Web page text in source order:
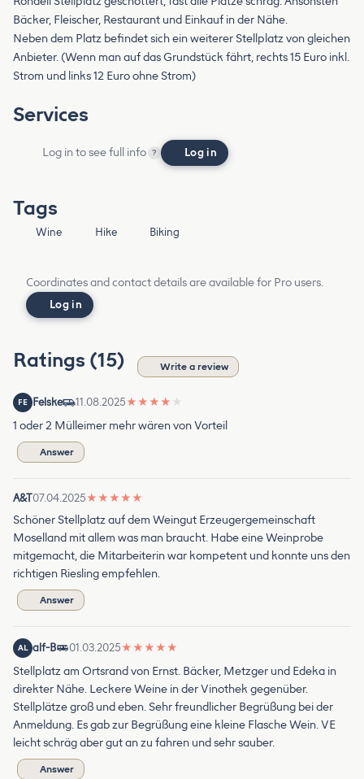
Bäcker, Fleischer, Restaurant und Einkauf in der Nähe.
Neben dem Platz befindet sich ein weiterer Stellplatz von gleichen
Anbieter. (Wenn man auf das Grundstück fährt, rechts 15 Euro inkl.
Strom und links 12 Euro ohne Strom)
Services
Log in to see full info ? Log in
Tags
Wine Hike Biking
Coordinates and contact details are available for Pro users.
Log in
Ratings (15) Write a review
FE Felske 11.08.2025★ ★ ★ ★ ★
1 oder 2 Mülleimer mehr wären von Vorteil
Answer
A&T07.04.2025★ ★ ★ ★ ★
Schöner Stellplatz auf dem Weingut Erzeugergemeinschaft
Moselland mit allem was man braucht. Habe eine Weinprobe
mitgemacht, die Mitarbeiterin war kompetent und konnte uns den
richtigen Riesling empfehlen.
Answer
AL alf-B 01.03.2025★ ★ ★ ★ ★
Stellplatz am Ortsrand von Ernst. Bäcker, Metzger und Edeka in
direkter Nähe. Leckere Weine in der Vinothek gegenüber.
Stellplätze groß und eben. Sehr freundlicher Begrüßung bei der
Anmeldung. Es gab zur Begrüßung eine kleine Flasche Wein. VE
leicht schräg aber gut an zu fahren und sehr sauber.
Answer